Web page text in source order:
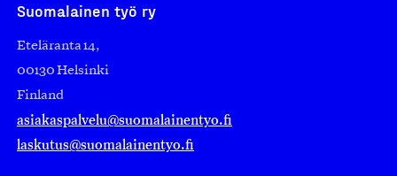
Suomalainen työ ry
Eteläranta 14,
00130 Helsinki
Finland
asiakaspalvelu@suomalainentyo.fi
laskutus@suomalainentyo.fi